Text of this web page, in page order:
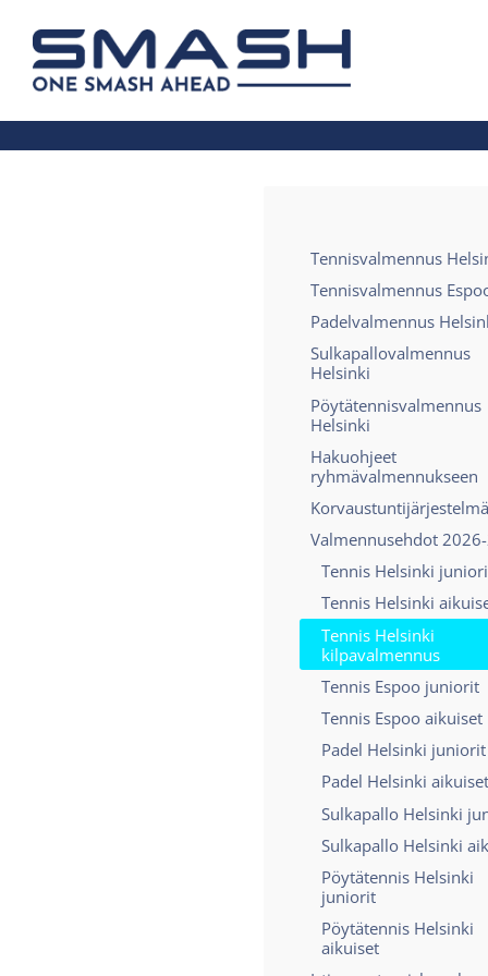
Siirry
sivun
sisältöön
Smash ry - Suomen suurin
Tennisvalmennus
Tennisvalmennus
Padelvalmennus
Sulkapallovalmennus
Helsinki
Pöytätennisvalmennus
Helsinki
Hakuohjeet
ryhmävalmennukseen
Korvaustuntijärjestelmä
Valmennusehdot
Tennis Helsinki
Tennis Helsinki
Tennis Helsinki
kilpavalmennus
Tennis Espoo juniorit
Tennis Espoo aikuiset
Padel Helsinki juniorit
Padel Helsinki aikuiset
Sulkapallo Helsinki
Sulkapallo Helsinki
Pöytätennis Helsinki
juniorit
Pöytätennis Helsinki
aikuiset